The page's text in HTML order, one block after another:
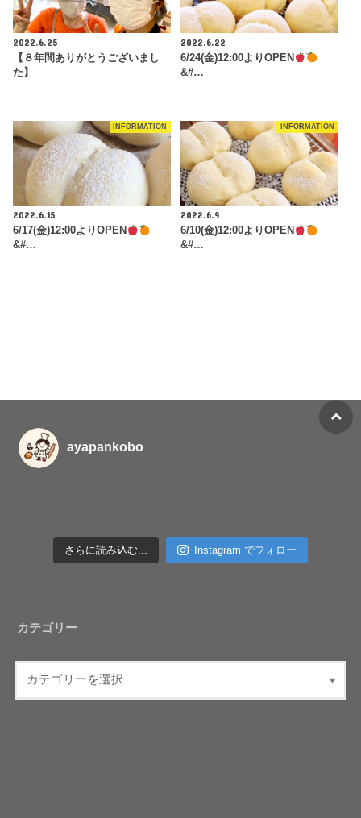
2022.6.25
【８年間ありがとうございまし
た】
2022.6.22
6/24(金)12:00よりOPEN
&#…
INFORMATION
2022.6.15
6/17(金)12:00よりOPEN
&#…
INFORMATION
2022.6.9
6/10(金)12:00よりOPEN
&#…
ayapankobo
さらに読み込む... Instagram でフォロー
カテゴリー